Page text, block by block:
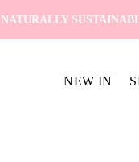
NATURALLY
NEW IN